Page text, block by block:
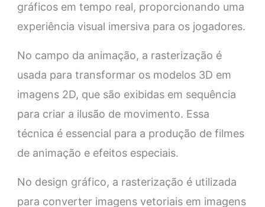
gráficos em tempo real, proporcionando uma
experiência visual imersiva para os jogadores.
No campo da animação, a rasterização é
usada para transformar os modelos 3D em
imagens 2D, que são exibidas em sequência
para criar a ilusão de movimento. Essa
técnica é essencial para a produção de filmes
de animação e efeitos especiais.
No design gráfico, a rasterização é utilizada
para converter imagens vetoriais em imagens